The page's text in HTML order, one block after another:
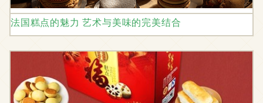
法国糕点的魅力 艺术与美味的完美结合